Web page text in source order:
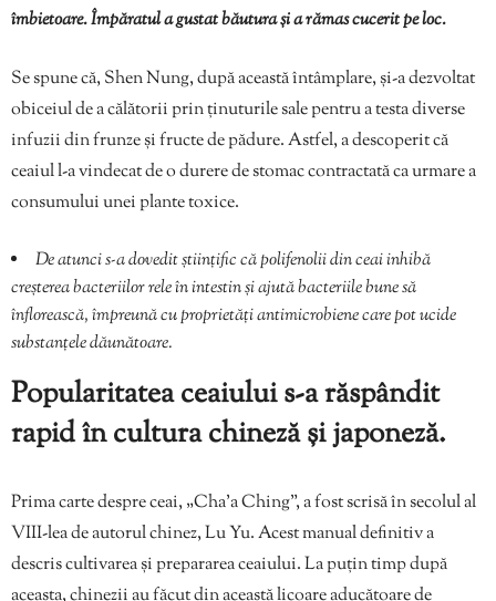
îmbietoare. Împăratul a gustat băutura și a rămas cucerit pe loc.
Se spune că, Shen Nung, după această întâmplare, și-a dezvoltat
obiceiul de a călătorii prin ținuturile sale pentru a testa diverse
infuzii din frunze și fructe de pădure. Astfel, a descoperit că
ceaiul l-a vindecat de o durere de stomac contractată ca urmare a
consumului unei plante toxice.
De atunci s-a dovedit științific că polifenolii din ceai inhibă
creșterea bacteriilor rele în intestin și ajută bacteriile bune să
înflorească, împreună cu proprietăți antimicrobiene care pot ucide
substanțele dăunătoare.
Popularitatea ceaiului s-a răspândit
rapid în cultura chineză și japoneză.
Prima carte despre ceai, „Cha’a Ching”, a fost scrisă în secolul al
VIII-lea de autorul chinez, Lu Yu. Acest manual definitiv a
descris cultivarea și prepararea ceaiului. La puțin timp după
aceasta, chinezii au făcut din această licoare aducătoare de